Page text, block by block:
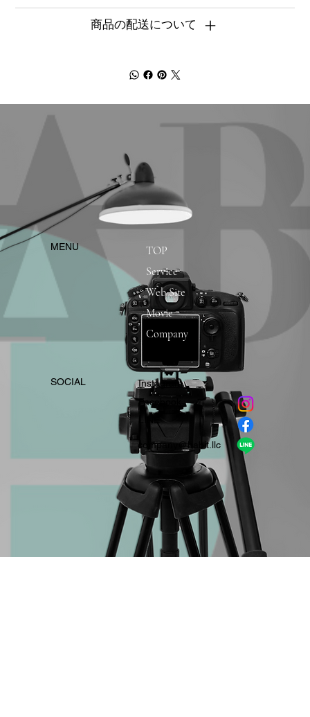
商品の配送について
​MENU
TOP
Service
Web Site
Movie
Company
​SOCIAL
Instagram
​Facebook
company＠habit.llc